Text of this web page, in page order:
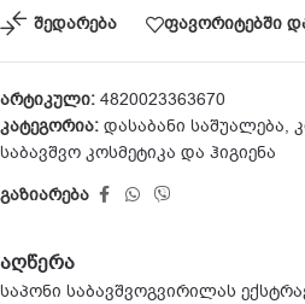
შედარება ფავორიტებში
არტიკული: 4820023363670
კატეგორია: დასაბანი საშუალება,
საბავშვო კოსმეტიკა და ჰიგიენა
გაზიარება
აღწერა
საპონი საბავშვოგვირილას